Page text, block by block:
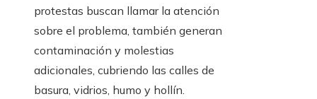
protestas buscan llamar la atención
sobre el problema, también generan
contaminación y molestias
adicionales, cubriendo las calles de
basura, vidrios, humo y hollín.